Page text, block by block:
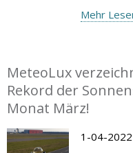
Mehr
MeteoLux
Rekord der
Monat März!
1-04-2022